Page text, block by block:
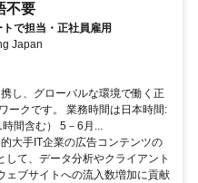
不要
で担当・正社員雇用
Japan
し、グローバルな環境で働く正
ークです。 業務時間は日本時間:
間含む） 5－6月...
大手IT企業の広告コンテンツの
て、データ分析やクライアント
ェブサイトへの流入数増加に貢献